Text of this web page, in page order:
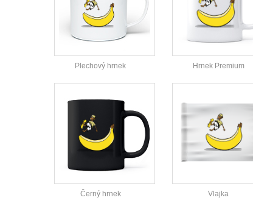
Plechový hrnek Hrnek Premium
Černý hrnek Vlajka